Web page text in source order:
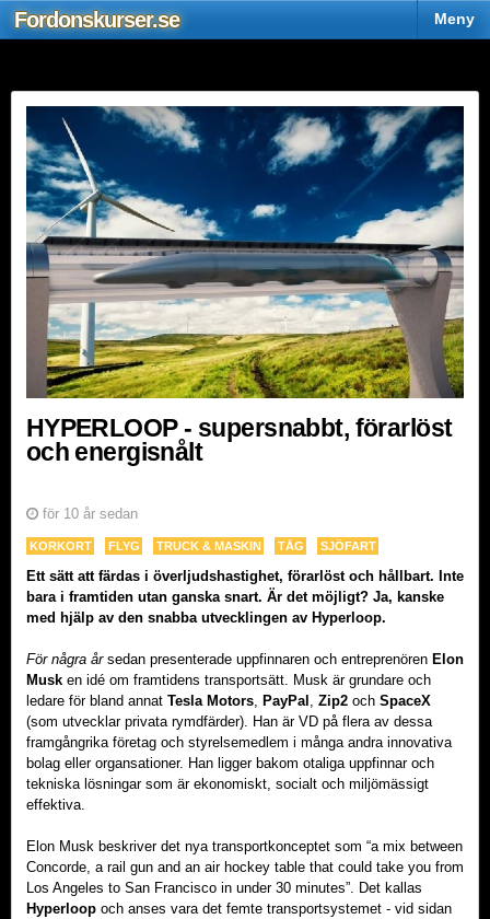
Fordonskurser.se Meny
HYPERLOOP - supersnabbt, förarlöst
och energisnålt
för 10 år sedan
KORKORT FLYG TRUCK & MASKIN TÅG SJÖFART
Ett sätt att färdas i överljudshastighet, förarlöst och hållbart. Inte
bara i framtiden utan ganska snart. Är det möjligt? Ja, kanske
med hjälp av den snabba utvecklingen av Hyperloop.
För några årsedan presenterade uppfinnaren och entreprenören Elon
Musken idé om framtidens transportsätt. Musk är grundare och
ledare för bland annat Tesla Motors, PayPal , Zip2och SpaceX
(som utvecklar privata rymdfärder). Han är VD på flera av dessa
framgångrika företag och styrelsemedlem i många andra innovativa
bolag eller organsationer. Han ligger bakom otaliga uppfinnar och
tekniska lösningar som är ekonomiskt, socialt och miljömässigt
effektiva.
Elon Musk beskriver det nya transportkonceptet som “a mix between
Concorde, a rail gun and an air hockey table that could take you from
Los Angeles to San Francisco in under 30 minutes”. Det kallas
Hyperloopoch anses vara det femte transportsystemet - vid sidan